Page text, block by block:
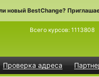
новый BestChange?
Проверка адреса
Всего курсов: 1113808